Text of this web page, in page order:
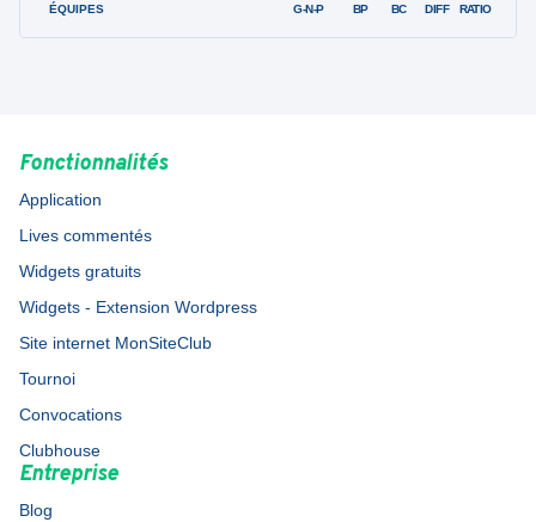
ÉQUIPES G-N-P BP BC DIFF RATIO
Fonctionnalités
Application
Lives commentés
Widgets gratuits
Widgets - Extension Wordpress
Site internet MonSiteClub
Tournoi
Convocations
Clubhouse
Entreprise
Blog